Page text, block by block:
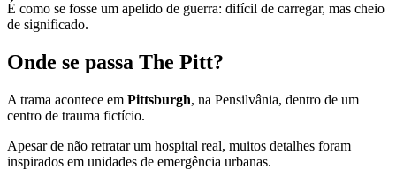
É como se fosse um apelido de guerra: difícil de carregar, mas cheio
de significado.
Onde se passa The Pitt?
A trama acontece em Pittsburgh, na Pensilvânia, dentro de um
centro de trauma fictício.
Apesar de não retratar um hospital real, muitos detalhes foram
inspirados em unidades de emergência urbanas.